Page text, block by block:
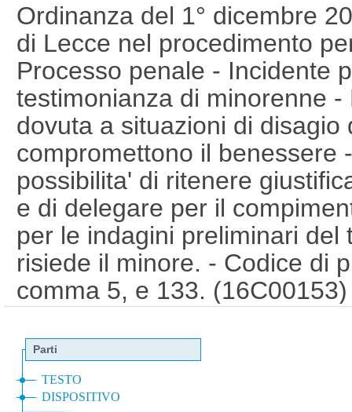
Ordinanza del 1° dicembre
di Lecce nel procedimento
Processo penale - Incidente
testimonianza di minorenne
dovuta a situazioni di disagio
compromettono il benessere
possibilita' di ritenere
e di delegare per il
per le indagini preliminari
risiede il minore. - Codice di
comma 5, e 133.